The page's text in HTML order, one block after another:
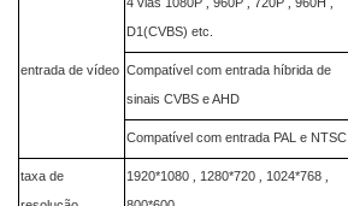
entrada de vídeo
D1(CVBS) etc.
Compatível com entrada híbrida de
sinais CVBS e AHD
Compatível com entrada PAL e NTSC
taxa de
1920*1080 1280*720 1024*768